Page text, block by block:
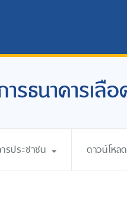
รธนาคารเลื
รประชาชน ดาวน์โหล